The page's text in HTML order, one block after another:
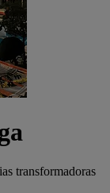
transformadoras